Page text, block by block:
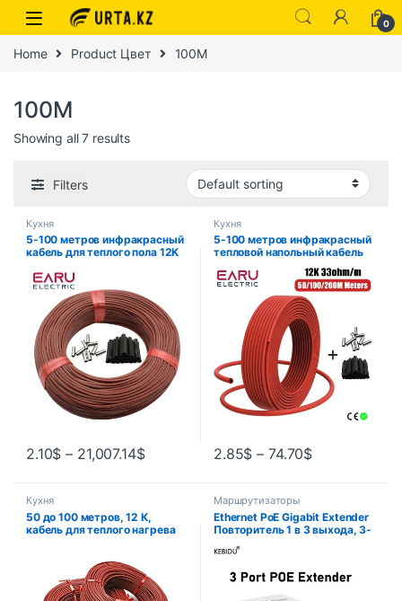
0
Home Product Цвет 100M
100M
Showing all 7 results
Filters
Кухня
5-100 метров инфракрасный
кабель для теплого пола 12K
кабель из углеродного
волокна 2,0 мм, утолщенный
провод для теплого пола
2.10$ – 21,007.14$
Кухня
5-100 метров инфракрасный
тепловой напольный кабель
12K 33 Ом/м электрическая
карбоновая нагревательная
катушка проволоки 3,0 мм
оптоволоконная проволока
утолщение горячей линии
2.85$ – 74.70$
Кухня
50 до 100 метров, 12 К,
кабель для теплого нагрева
углеродного волокна,
нагревательная проволока,
катушка
Маршрутизаторы
Ethernet PoE Gigabit Extender
Повторитель 1 в 3 выхода, 3-
портовый наружный
водонепроницаемый, с
передачей данных